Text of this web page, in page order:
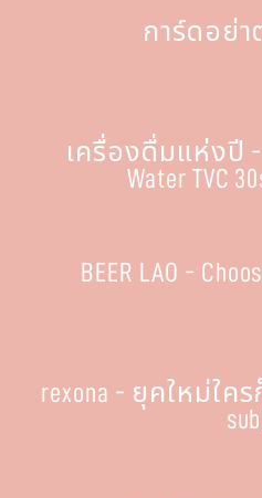
การ์ดอย่า
เครื่องดื่มแห่งปี -
Water TVC
BEER LAO -
rexona - ยุคใหม่ใคร